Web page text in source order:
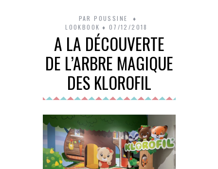
PAR POUSSINE
LOOKBOOK
07/12/2018
A LA DÉCOUVERTE
DE L’ARBRE MAGIQUE
DES KLOROFIL